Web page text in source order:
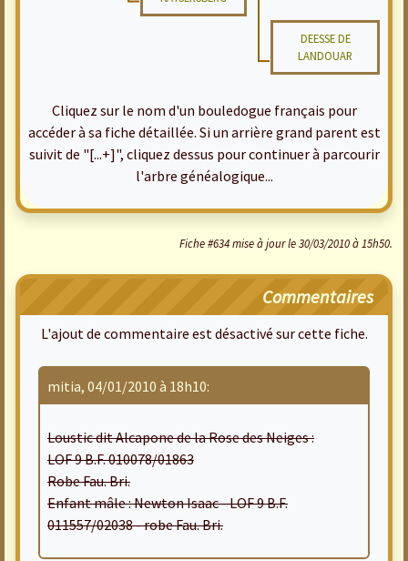
DEESSE DE
LANDOUAR
Cliquez sur le nom d'un bouledogue français pour
accéder à sa fiche détaillée. Si un arrière grand parent est
suivit de "[...+]", cliquez dessus pour continuer à parcourir
l'arbre généalogique...
Fiche #634 mise à jour le 30/03/2010 à 15h50.
Commentaires
L'ajout de commentaire est désactivé sur cette fiche.
mitia, 04/01/2010 à 18h10:
Loustic dit Alcapone de la Rose des Neiges :
LOF 9 B.F. 010078/01863
Robe Fau. Bri.
Enfant mâle : Newton Isaac - LOF 9 B.F.
011557/02038 - robe Fau. Bri.